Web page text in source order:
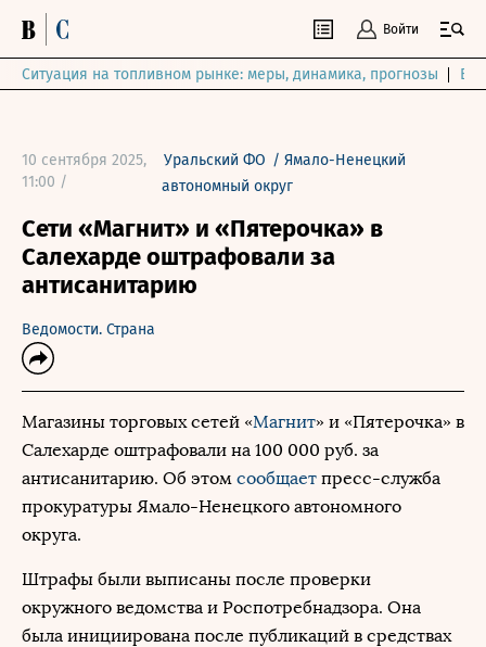
Войти
Ситуация на топливном рынке: меры, динамика, прогнозы
10 сентября 2025,
11:00 /
Уральский ФО / Ямало-Ненецкий
автономный округ
Сети «Магнит» и «Пятерочка» в
Салехарде оштрафовали за
антисанитарию
Ведомости. Страна
Магазины торговых сетей «Магнит» и «Пятерочка» в
Салехарде оштрафовали на 100 000 руб. за
антисанитарию. Об этом сообщает пресс-служба
прокуратуры Ямало-Ненецкого автономного
округа.
Штрафы были выписаны после проверки
окружного ведомства и Роспотребнадзора. Она
была инициирована после публикаций в средствах